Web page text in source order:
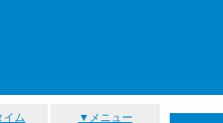
イム ▼メニュー